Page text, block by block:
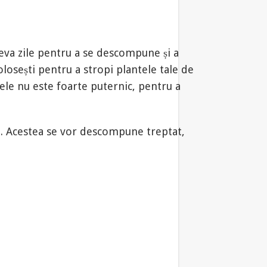
zile pentru a se descompune și a
pentru a stropi plantele tale de
nu este foarte puternic, pentru a
se vor descompune treptat,